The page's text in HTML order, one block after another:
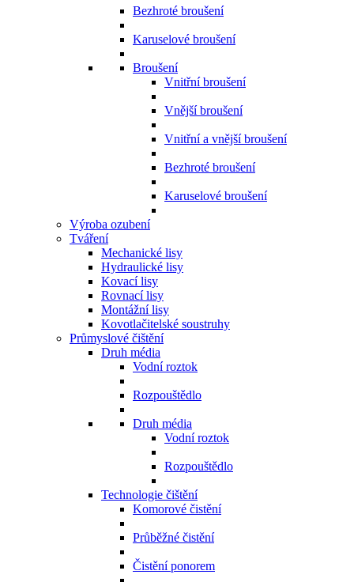
Bezhroté broušení
Karuselové broušení
Broušení
Vnitřní broušení
Vnější broušení
Vnitřní a vnější broušení
Bezhroté broušení
Karuselové broušení
Výroba ozubení
Tváření
Mechanické lisy
Hydraulické lisy
Kovací lisy
Rovnací lisy
Montážní lisy
Kovotlačitelské soustruhy
Průmyslové čištění
Druh média
Vodní roztok
Rozpouštědlo
Druh média
Vodní roztok
Rozpouštědlo
Technologie čištění
Komorové čistění
Průběžné čistění
Čistění ponorem